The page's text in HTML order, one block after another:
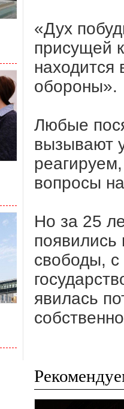
«Дух
присущей
находится
обороны».
Любые
вызывают
вопросы
Но за 25
свободы, с
явилась